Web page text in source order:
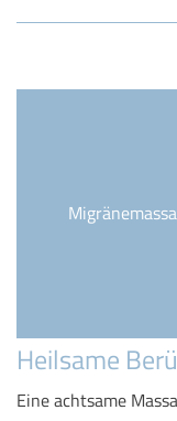
Heilsame
Eine achtsame